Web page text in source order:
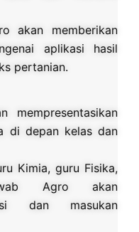
akan memberikan
aplikasi hasil
pertanian.
mempresentasikan
di depan kelas dan
Kimia, guru Fisika,
Agro akan
dan masukan